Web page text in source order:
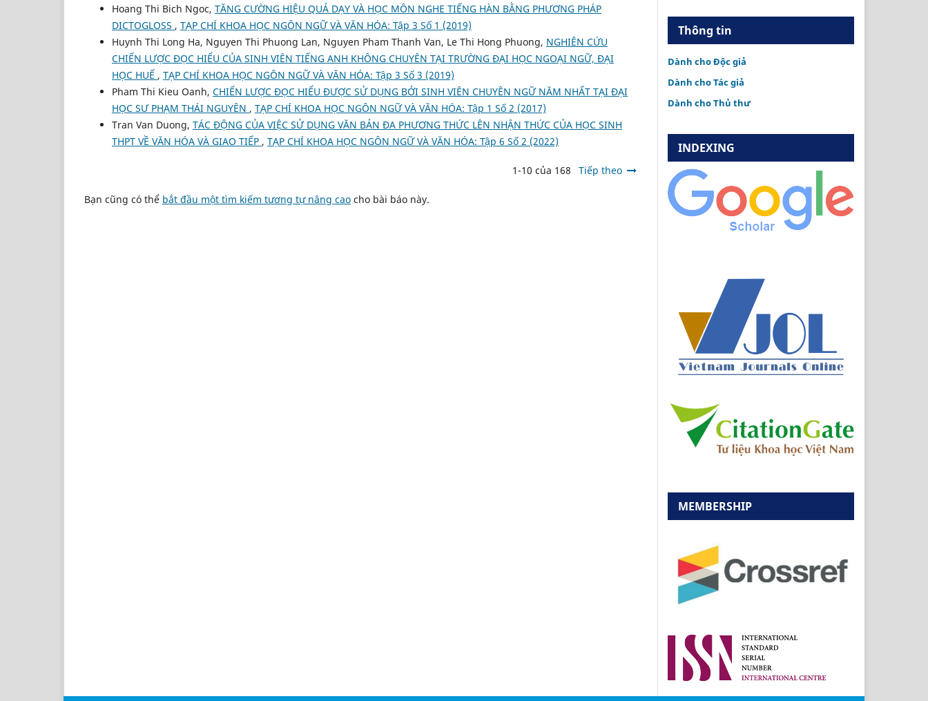
Hoang Thi Bich Ngoc, TĂNG CƯỜNG HIỆU QUẢ DẠY VÀ HỌC MÔN NGHE TIẾNG HÀN BẰNG PHƯƠNG PHÁP
DICTOGLOSS , TẠP CHÍ KHOA HỌC NGÔN NGỮ VÀ VĂN HÓA: Tập 3 Số 1 (2019)
Huynh Thi Long Ha, Nguyen Thi Phuong Lan, Nguyen Pham Thanh Van, Le Thi Hong Phuong, NGHIÊN CỨU
CHIẾN LƯỢC ĐỌC HIỂU CỦA SINH VIÊN TIẾNG ANH KHÔNG CHUYÊN TẠI TRƯỜNG ĐẠI HỌC NGOẠI NGỮ, ĐẠI
HỌC HUẾ , TẠP CHÍ KHOA HỌC NGÔN NGỮ VÀ VĂN HÓA: Tập 3 Số 3 (2019)
Pham Thi Kieu Oanh, CHIẾN LƯỢC ĐỌC HIỂU ĐƯỢC SỬ DỤNG BỞI SINH VIÊN CHUYÊN NGỮ NĂM NHẤT TẠI ĐẠI
HỌC SƯ PHẠM THÁI NGUYÊN , TẠP CHÍ KHOA HỌC NGÔN NGỮ VÀ VĂN HÓA: Tập 1 Số 2 (2017)
Tran Van Duong, TÁC ĐỘNG CỦA VIỆC SỬ DỤNG VĂN BẢN ĐA PHƯƠNG THỨC LÊN NHẬN THỨC CỦA HỌC SINH
THPT VỀ VĂN HÓA VÀ GIAO TIẾP , TẠP CHÍ KHOA HỌC NGÔN NGỮ VÀ VĂN HÓA: Tập 6 Số 2 (2022)
1-10 của 168 Tiếp theo
Bạn cũng có thể bắt đầu một tìm kiếm tương tự nâng cao cho bài báo này.
Thông tin
Dành cho Độc giả
Dành cho Tác giả
Dành cho Thủ thư
INDEXING
MEMBERSHIP